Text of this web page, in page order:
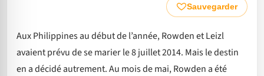
Sauvegarder
Aux Philippines au début de l’année, Rowden et Leizl
avaient prévu de se marier le 8 juillet 2014. Mais le destin
en a décidé autrement. Au mois de mai, Rowden a été